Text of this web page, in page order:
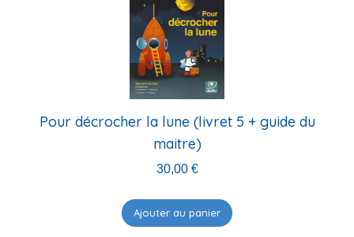
Pour décrocher la lune (livret 5 + guide du
maitre)
30,00 €
Ajouter au panier